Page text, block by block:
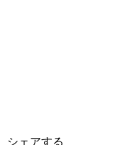
シェアする